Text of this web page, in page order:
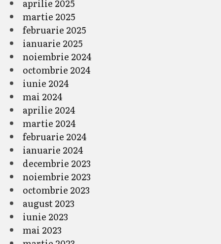
aprilie 2025
martie 2025
februarie 2025
ianuarie 2025
noiembrie 2024
octombrie 2024
iunie 2024
mai 2024
aprilie 2024
martie 2024
februarie 2024
ianuarie 2024
decembrie 2023
noiembrie 2023
octombrie 2023
august 2023
iunie 2023
mai 2023